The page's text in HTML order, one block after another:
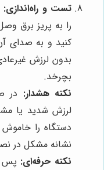
تست و راه‌اندازی:
را به پریز برق
کنید و به صدای
بدون لرزش
بچرخد.
نکته هشدار: در
لرزش شدید یا
دستگاه را خاموش
نشانه مشکل در
نکته حرفه‌ای: پس